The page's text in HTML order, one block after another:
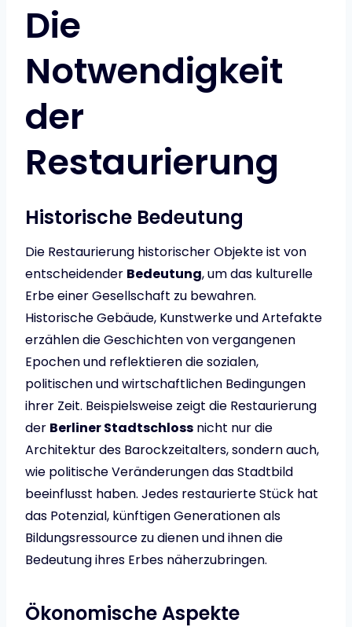
Die
Notwendigkeit
der
Restaurierung
Historische Bedeutung
Die Restaurierung historischer Objekte ist von
entscheidender Bedeutung, um das kulturelle
Erbe einer Gesellschaft zu bewahren.
Historische Gebäude, Kunstwerke und Artefakte
erzählen die Geschichten von vergangenen
Epochen und reflektieren die sozialen,
politischen und wirtschaftlichen Bedingungen
ihrer Zeit. Beispielsweise zeigt die Restaurierung
der Berliner Stadtschloss nicht nur die
Architektur des Barockzeitalters, sondern auch,
wie politische Veränderungen das Stadtbild
beeinflusst haben. Jedes restaurierte Stück hat
das Potenzial, künftigen Generationen als
Bildungsressource zu dienen und ihnen die
Bedeutung ihres Erbes näherzubringen.
Ökonomische Aspekte